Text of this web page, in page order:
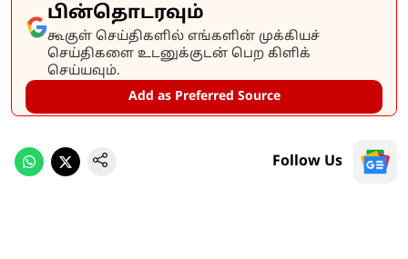
பின்தொடரவும்
கூகுள் செய்திகளில் எங்களின் முக்கியச்
செய்திகளை உடனுக்குடன் பெற கிளிக்
செய்யவும்.
Add as Preferred Source
Follow Us